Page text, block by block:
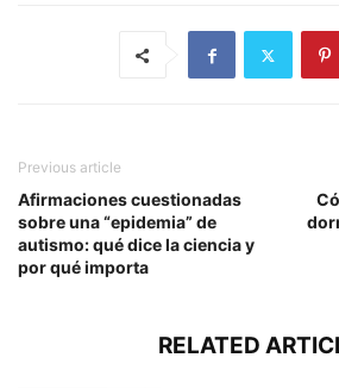
Previous article
Afirmaciones cuestionadas
sobre una “epidemia” de
autismo: qué dice la ciencia y
por qué importa
RELATED